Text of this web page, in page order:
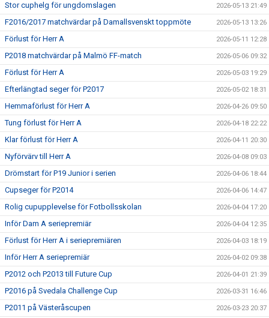
Stor cuphelg för ungdomslagen 2026-05-13 21:49
F2016/2017 matchvärdar på Damallsvenskt toppmöte 2026-05-13 13:26
Förlust för Herr A 2026-05-11 12:28
P2018 matchvärdar på Malmö FF-match 2026-05-06 09:32
Förlust för Herr A 2026-05-03 19:29
Efterlängtad seger för P2017 2026-05-02 18:31
Hemmaförlust för Herr A 2026-04-26 09:50
Tung förlust för Herr A 2026-04-18 22:22
Klar förlust för Herr A 2026-04-11 20:30
Nyförvärv till Herr A 2026-04-08 09:03
Drömstart för P19 Junior i serien 2026-04-06 18:44
Cupseger för P2014 2026-04-06 14:47
Rolig cupupplevelse för Fotbollsskolan 2026-04-04 17:20
Inför Dam A seriepremiär 2026-04-04 12:35
Förlust för Herr A i seriepremiären 2026-04-03 18:19
Inför Herr A seriepremiär 2026-04-02 09:38
P2012 och P2013 till Future Cup 2026-04-01 21:39
P2016 på Svedala Challenge Cup 2026-03-31 16:46
P2011 på Västeråscupen 2026-03-23 20:37